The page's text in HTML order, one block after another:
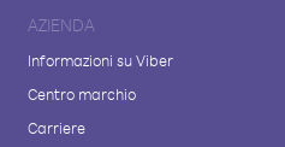
AZIENDA
Informazioni su Viber
Centro marchio
Carriere